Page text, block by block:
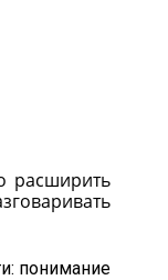
расширить
понимание